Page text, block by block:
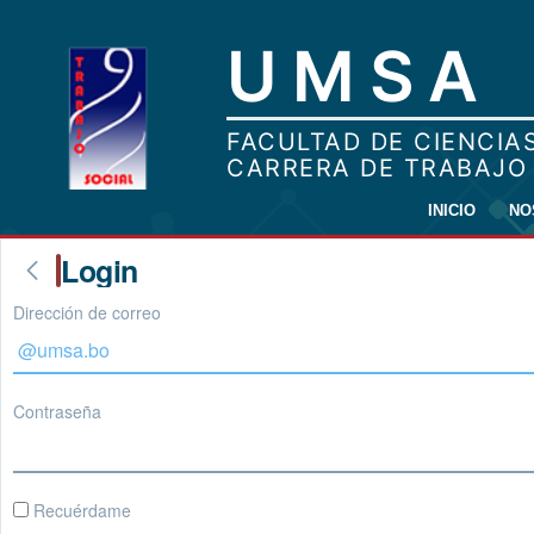
INICIO
Login
Dirección de correo
Contraseña
Recuérdame